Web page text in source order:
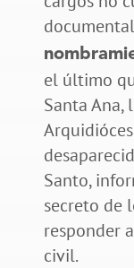
el último
Santa Ana,
Santo,
secreto de
responder
civil.